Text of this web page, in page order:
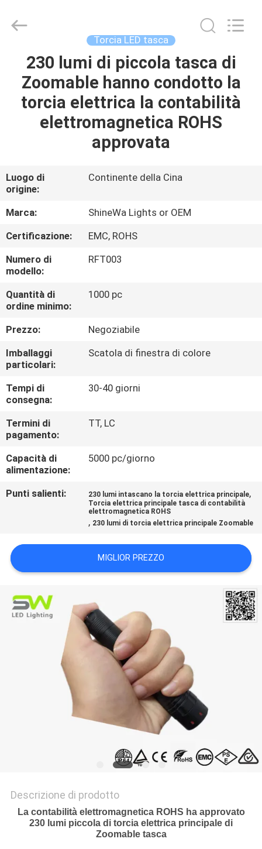
CASA.
PRODOTTI
SU
DI
NOI
VISITA
ALLA
FABBRICA
CONTROLLO
DELLA
QUALITÀ
CONTATTACI
NOTIZIE
SITO
POLITICA
SULLA
PRIVACY
International
Trade
Torcia LED tasca
230 lumi di piccola tasca di
Zoomable hanno condotto la
torcia elettrica la contabilità
elettromagnetica ROHS
approvata
Luogo di
origine:
Continente della Cina
Marca:
ShineWa Lights or OEM
Certificazione:
EMC, ROHS
Numero di
modello:
RFT003
Quantità di
ordine minimo:
1000 pc
Prezzo:
Negoziabile
Imballaggi
particolari:
Scatola di finestra di colore
Tempi di
consegna:
30-40 giorni
Termini di
pagamento:
TT, LC
Capacità di
alimentazione:
5000 pc/giorno
Punti salienti: 230 lumi intascano la torcia elettrica principale,
Torcia elettrica principale tasca di contabilità
elettromagnetica ROHS
, 230 lumi di torcia elettrica principale Zoomable
MIGLIOR PREZZO
Descrizione di prodotto
La contabilità elettromagnetica ROHS ha approvato
230 lumi piccola di torcia elettrica principale di
Zoomable tasca